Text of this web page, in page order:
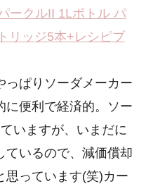
ークルII 1Lボトル パ
リッジ5本+レシピブ
っぱりソーダメーカー
に便利で経済的。ソー
いますが、いまだに
ているので、減価償却
思っています(笑)カー